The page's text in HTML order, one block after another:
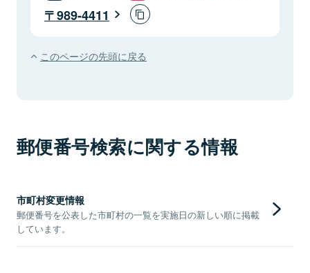
989-4411
このページの先頭に戻る
郵便番号検索に関する情報
市町村変更情報
郵便番号を公表した市町村の一覧を実施日の新しい順に掲載
しています。